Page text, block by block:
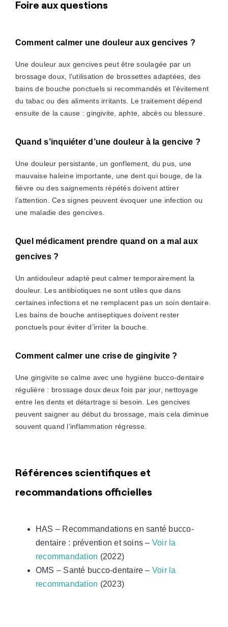
Foire aux questions
Comment calmer une douleur aux gencives ?
Une douleur aux gencives peut être soulagée par un
brossage doux, l’utilisation de brossettes adaptées, des
bains de bouche ponctuels si recommandés et l’évitement
du tabac ou des aliments irritants. Le traitement dépend
ensuite de la cause : gingivite, aphte, abcès ou blessure.
Quand s’inquiéter d’une douleur à la gencive ?
Une douleur persistante, un gonflement, du pus, une
mauvaise haleine importante, une dent qui bouge, de la
fièvre ou des saignements répétés doivent attirer
l’attention. Ces signes peuvent évoquer une infection ou
une maladie des gencives.
Quel médicament prendre quand on a mal aux
gencives ?
Un antidouleur adapté peut calmer temporairement la
douleur. Les antibiotiques ne sont utiles que dans
certaines infections et ne remplacent pas un soin dentaire.
Les bains de bouche antiseptiques doivent rester
ponctuels pour éviter d’irriter la bouche.
Comment calmer une crise de gingivite ?
Une gingivite se calme avec une hygiène bucco-dentaire
régulière : brossage doux deux fois par jour, nettoyage
entre les dents et détartrage si besoin. Les gencives
peuvent saigner au début du brossage, mais cela diminue
souvent quand l’inflammation régresse.
Références scientifiques et
recommandations officielles
HAS – Recommandations en santé bucco-
dentaire : prévention et soins – Voir la
recommandation (2022)
OMS – Santé bucco-dentaire – Voir la
recommandation (2023)